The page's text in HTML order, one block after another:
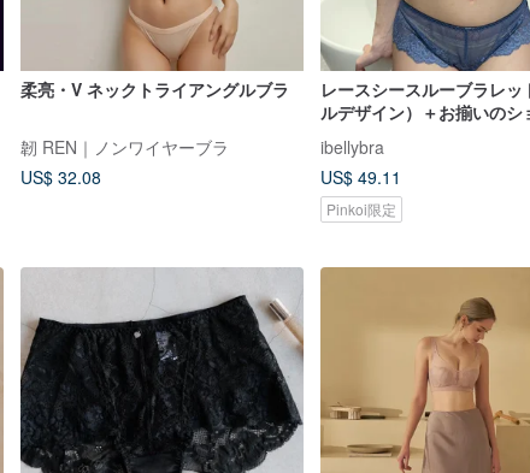
柔亮・V ネックトライアングルブラ
韌 REN｜ノンワイヤーブラ
US$ 32.08
レースシースルーブラレッ
ルデザイン）＋お揃いのシ
ibellybra
US$ 49.11
Pinkoi限定